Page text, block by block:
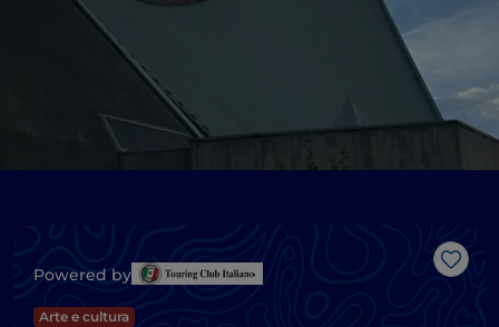
Like
Powered by
Arte e cultura